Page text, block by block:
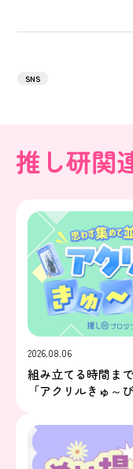
SNS
推し研関
2026.08.06
組み立てる時間ま
「アクリルきゅ～